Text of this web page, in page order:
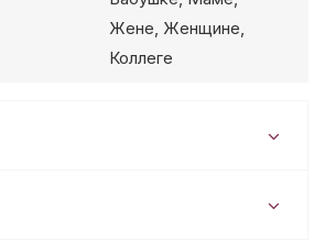
Жене, Женщине,
Коллеге